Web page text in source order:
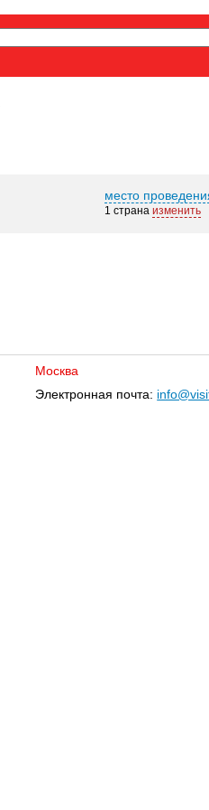
место
1 страна изменить
Москва
Электронная почта: